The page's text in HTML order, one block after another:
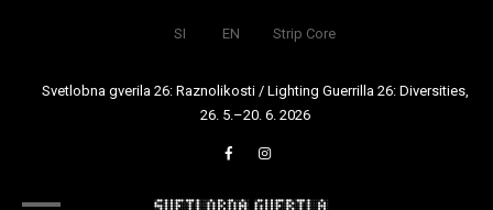
SI EN Strip Core
Svetlobna gverila 26: Raznolikosti / Lighting Guerrilla 26: Diversities,
26. 5.–20. 6. 2026